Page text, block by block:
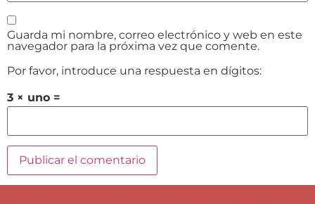
Guarda mi nombre, correo electrónico y web en este
navegador para la próxima vez que comente.
Por favor, introduce una respuesta en dígitos:
3 × uno =